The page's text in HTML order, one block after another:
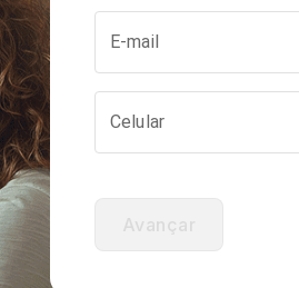
E-mail
Celular